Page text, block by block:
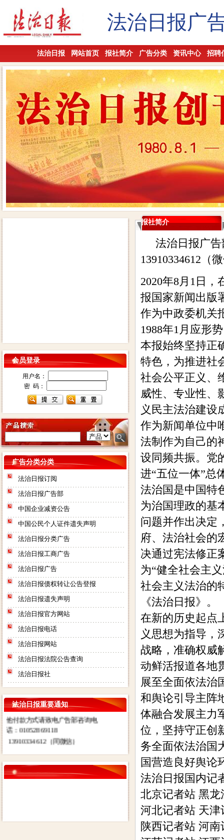
法治日报广
法治日报 网站首页 报社简介 广告分类 资讯中心 招聘
会员登录
用户名：
密 码：
广告分类分类
法治日报订阅
法治日报广告部
中国企业减资公告
中国公民个人证件遗失声明
法治日报分类广告
法治日报工商广告
法治日报广告
法治日报债权转让公告登报
法治日报遗失声明
法治日报官方网站
法治日报电话
法治日报网站
法治日报法院公告查询
法治日报社
法治日报重要通知
法治日报社：法治日报汇款账
号：对公汇款：户名：法报文化
传媒（北京）有限公司（法治日
报社） 账号：
0200003509000184902 开户行：
北京工商银行望京支行营业部 其
他付款方式请致电广告部咨询电
话：01052869118
13910334612（同微信）
报社简介
法治日报广告
13910334612（
2020年8月1日
报国家新闻出版
作为中政委机关
1988年1月应形
本报始终坚持正
特色，为推进社
社会公平正义、
威性、专业性、
义民主法治建设
作为新闻单位中
法制作为自己的
设同频共振。党
进“五位一体”总
法治国是中国特
为治国理政的基
问题并作出决定
府、法治社会的
决通过宪法修正
为“健全社会主
社会主义法治的
《法治日报》。
在新的历史起点
义思想为指导，
战略，准确权威
动鲜活报道各地
展至全面依法治
和舆论引导主阵
体融合发展主力
位，坚持守正创
务全面依法治国
国营造良好舆论
法治日报国内记
北京记者站 黑
河北记者站 天
陕西记者站 河